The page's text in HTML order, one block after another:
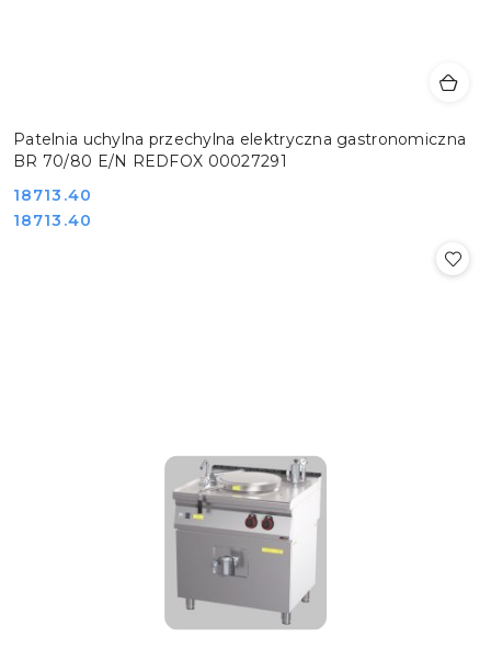
Patelnia uchylna przechylna elektryczna gastronomiczna
BR 70/80 E/N REDFOX 00027291
Cena:
18713.40
Cena:
18713.40